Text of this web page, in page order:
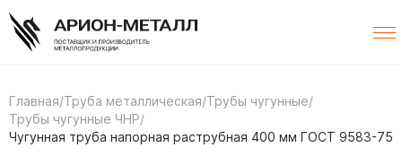
Главная/Труба металлическая/Трубы чугунные/
Трубы чугунные ЧНР/
Чугунная труба напорная раструбная 400 мм ГОСТ 9583-75